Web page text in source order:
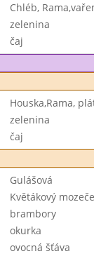
Chléb,
zelenina
čaj
Houska,Rama,
zelenina
čaj
Gulášová
Květákový
brambory
okurka
ovocná šťáva